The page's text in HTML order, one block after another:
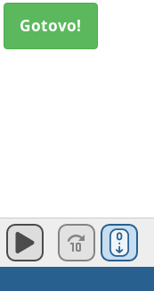
Gotovo!